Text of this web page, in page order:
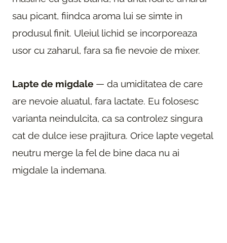
sau picant, fiindca aroma lui se simte in
produsul finit. Uleiul lichid se incorporeaza
usor cu zaharul, fara sa fie nevoie de mixer.
Lapte de migdale — da umiditatea de care
are nevoie aluatul, fara lactate. Eu folosesc
varianta neindulcita, ca sa controlez singura
cat de dulce iese prajitura. Orice lapte vegetal
neutru merge la fel de bine daca nu ai
migdale la indemana.